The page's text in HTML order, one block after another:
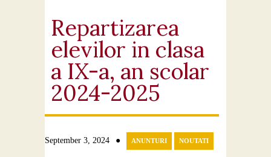
Repartizarea
elevilor in clasa
a IX-a, an scolar
2024-2025
September 3, 2024 ● ANUNTURI NOUTATI